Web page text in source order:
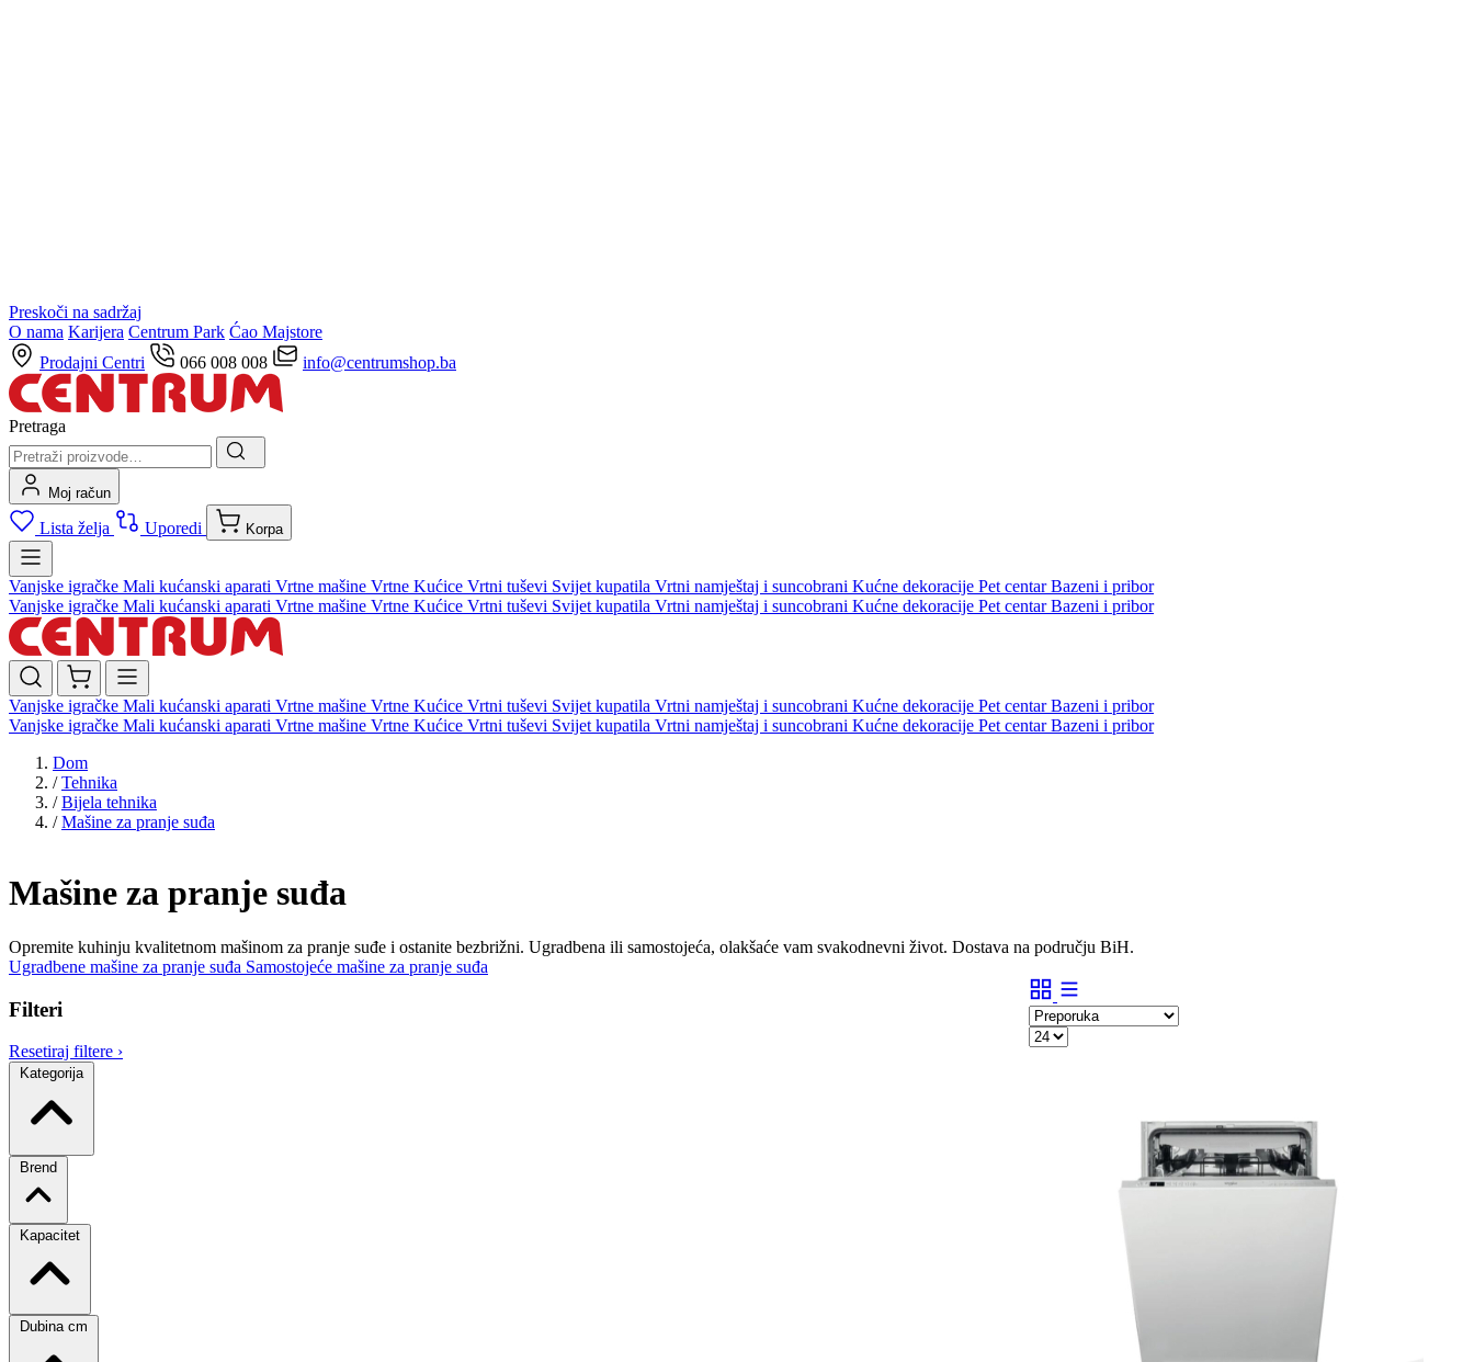
Preskoči na sadržaj
O nama Karijera Centrum Park Ćao Majstore
Prodajni Centri
066 008 008 info@centrumshop.ba
Pretraga
Moj račun
Lista želja Uporedi Korpa
Vanjske igračke Mali kućanski aparati Vrtne mašine Vrtne Kućice Vrtni tuševi Svijet kupatila Vrtni namještaj i suncobrani Kućne dekoracije Pet centarBazeni i pribor
Vanjske igračke Mali kućanski aparati Vrtne mašine Vrtne Kućice Vrtni tuševi Svijet kupatila Vrtni namještaj i suncobrani Kućne dekoracije Pet centarBazeni i pribor
Vanjske igračke Mali kućanski aparati Vrtne mašine Vrtne Kućice Vrtni tuševi Svijet kupatila Vrtni namještaj i suncobrani Kućne dekoracije Pet centarBazeni i pribor
Vanjske igračke Mali kućanski aparati Vrtne mašine Vrtne Kućice Vrtni tuševi Svijet kupatila Vrtni namještaj i suncobrani Kućne dekoracije Pet centarBazeni i pribor
Dom
/ Tehnika
/ Bijela tehnika
/ Mašine za pranje suđa
Mašine za pranje suđa
Opremite kuhinju kvalitetnom mašinom za pranje suđe i ostanite bezbrižni. Ugradbena ili samostojeća, olakšaće vam svakodnevni život. Dostava na području BiH.
Ugradbene mašine za pranje suđa Samostojeće mašine za pranje suđa
Filteri
Resetiraj filtere ›
Kategorija
Brend
Kapacitet
Dubina cm